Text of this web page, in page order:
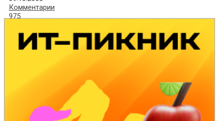
Комментарии
975